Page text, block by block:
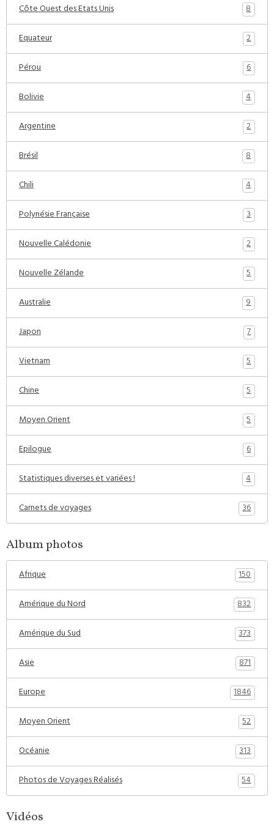
Côte Ouest des Etats Unis
8
Equateur
2
Pérou
6
Bolivie
4
Argentine
2
Brésil
8
Chili
4
Polynésie Française
3
Nouvelle Calédonie
2
Nouvelle Zélande
5
Australie
9
Japon
7
Vietnam
5
Chine
5
Moyen Orient
5
Epilogue
6
Statistiques diverses et variées !
4
Carnets de voyages
36
Album photos
Afrique
150
Amérique du Nord
832
Amérique du Sud
373
Asie
871
Europe
1846
Moyen Orient
52
Océanie
313
Photos de Voyages Réalisés
54
Vidéos